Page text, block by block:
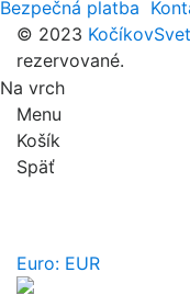
Bezpečná platba
© 2023
rezervované.
Na vrch
Menu
Košík
Späť
Euro: EUR